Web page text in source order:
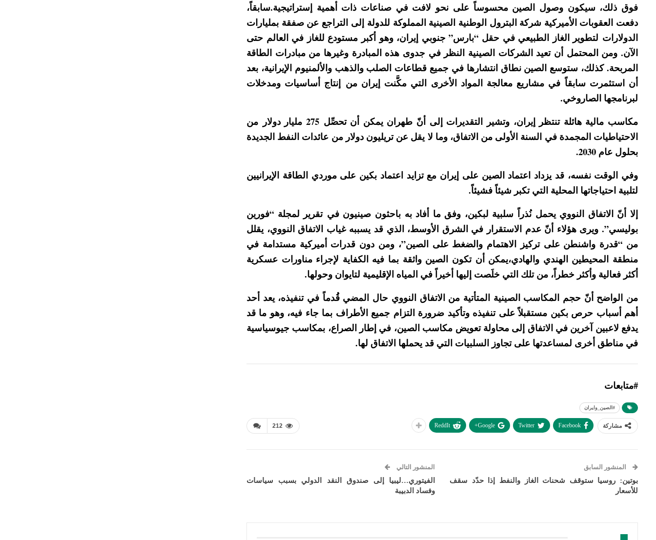
فوق ذلك، سيكون وصول الصين محسوساً على نحو لافت في صناعات ذات أهمية إستراتيجية.سابقاً،
دفعت العقوبات الأميركية شركة البترول الوطنية الصينية المملوكة للدولة إلى التراجع عن صفقة بمليارات
الدولارات لتطوير الغاز الطبيعي في حقل “بارس” جنوبي إيران، وهو أكبر مستودع للغاز في العالم حتى
الآن. ومن المحتمل أن تعيد الشركات الصينية النظر في جدوى هذه المبادرة وغيرها من مبادرات الطاقة
المربحة. كذلك، ستوسع الصين نطاق انتشارها في جميع قطاعات الصلب والذهب والألمنيوم الإيرانية، بعد
أن استثمرت سابقاً في مشاريع معالجة المواد الأخرى التي مكَّنت إيران من إنتاج أساسيات ومدخلات
لبرنامجها الصاروخي.
مكاسب مالية هائلة تنتظر إيران، وتشير التقديرات إلى أنّ طهران يمكن أن تحصِّل 275 مليار دولار من
الاحتياطيات المجمدة في السنة الأولى من الاتفاق، وما لا يقل عن تريليون دولار من عائدات النفط الجديدة
بحلول عام 2030.
وفي الوقت نفسه، قد يزداد اعتماد الصين على إيران مع تزايد اعتماد بكين على موردي الطاقة الإيرانيين
لتلبية احتياجاتها المحلية التي تكبر شيئاً فشيئاً.
إلا أنّ الاتفاق النووي يحمل نُذراً سلبية لبكين، وفق ما أفاد به باحثون صينيون في تقرير لمجلة “فورين
بوليسي”. ويرى هؤلاء أنّ عدم الاستقرار في الشرق الأوسط، الذي قد يسببه غياب الاتفاق النووي، يقلل
من “قدرة واشنطن على تركيز الاهتمام والضغط على الصين”، ومن دون قدرات أميركية مستدامة في
منطقة المحيطين الهندي والهادي،يمكن أن تكون الصين واثقة بما فيه الكفاية لإجراء مناورات عسكرية
أكثر فعالية وأكثر خطراً، من تلك التي خلَصت إليها أخيراً في المياه الإقليمية لتايوان وحولها.
من الواضح أنّ حجم المكاسب الصينية المتأتية من الاتفاق النووي حال المضي قُدماً في تنفيذه، يعد أحد
أهم أسباب حرص بكين مستقبلاً على تنفيذه وتأكيد ضرورة التزام جميع الأطراف بما جاء فيه، وهو ما قد
يدفع لاعبين آخرين في الاتفاق إلى محاولة تعويض مكاسب الصين، في إطار الصراع، بمكاسب جيوسياسية
في مناطق أخرى لمساعدتها على تجاوز السلبيات التي قد يحملها الاتفاق لها.
#متابعات
#الصين_وايران
212 مشاركة Facebook
Twitter
Google+
ReddIt
المنشور السابق
بوتين: روسيا ستوقف شحنات الغاز والنفط إذا حدّد سقف
للأسعار
المنشور التالي
الفيتوري…ليبيا إلى صندوق النقد الدولي بسبب سياسات
وفساد الدبيبة